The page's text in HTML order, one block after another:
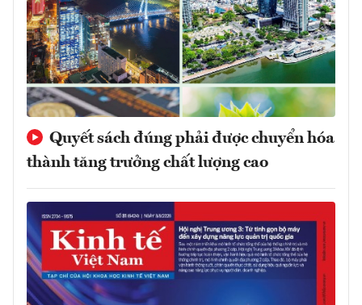
Quyết sách đúng phải được chuyển hóa
thành tăng trưởng chất lượng cao